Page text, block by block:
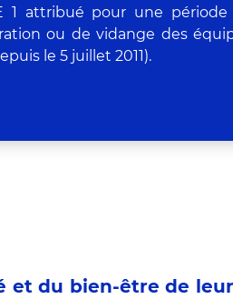
1 attribué pour une
ou de vidange des
le 5 juillet 2011).
et du bien-être de